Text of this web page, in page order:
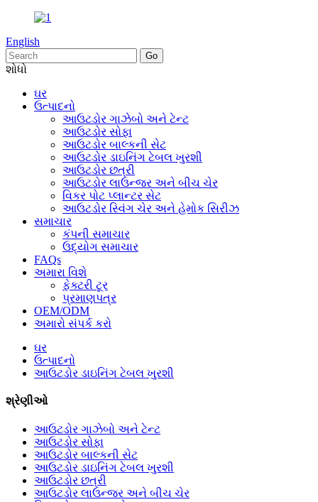
English
શોધો
ઘર
ઉત્પાદનો
આઉટડોર ગાઝેબો અને ટેન્ટ
આઉટડોર સોફા
આઉટડોર બાલ્કની સેટ
આઉટડોર ડાઇનિંગ ટેબલ ખુરશી
આઉટડોર છત્રી
આઉટડોર લાઉન્જર અને બીચ ચેર
વિકર પોટ પ્લાન્ટર સેટ
આઉટડોર સ્વિંગ ચેર અને હેમોક સિરીઝ
સમાચાર
કંપની સમાચાર
ઉદ્યોગ સમાચાર
FAQs
અમારા વિશે
ફેક્ટરી ટૂર
પ્રમાણપત્ર
OEM/ODM
અમારો સંપર્ક કરો
ઘર
ઉત્પાદનો
આઉટડોર ડાઇનિંગ ટેબલ ખુરશી
શ્રેણીઓ
આઉટડોર ગાઝેબો અને ટેન્ટ
આઉટડોર સોફા
આઉટડોર બાલ્કની સેટ
આઉટડોર ડાઇનિંગ ટેબલ ખુરશી
આઉટડોર છત્રી
આઉટડોર લાઉન્જર અને બીચ ચેર